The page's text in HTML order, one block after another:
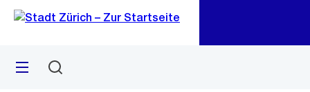
Navigation
Sprunglink
Menü